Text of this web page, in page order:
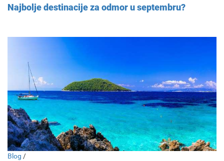
Najbolje destinacije za odmor u septembru?
Blog /